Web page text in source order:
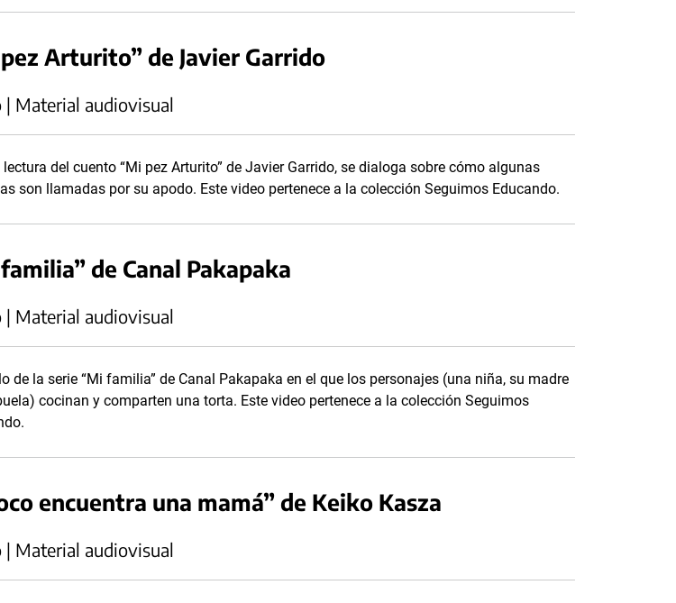
Arturito” de Javier Garrido
| Material audiovisual
del cuento “Mi pez Arturito” de Javier Garrido, se dialoga sobre cómo algunas
son llamadas por su apodo. Este video pertenece a la colección Seguimos Educando.
de Canal Pakapaka
| Material audiovisual
de la serie “Mi familia” de Canal Pakapaka en el que los personajes (una niña, su madre
cocinan y comparten una torta. Este video pertenece a la colección Seguimos
encuentra una mamá” de Keiko Kasza
| Material audiovisual